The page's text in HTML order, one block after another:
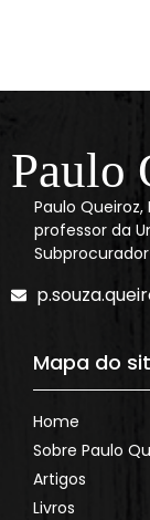
Paulo
Paulo
professor da
Mapa do
Home
Sobre Paulo
Artigos
Livros